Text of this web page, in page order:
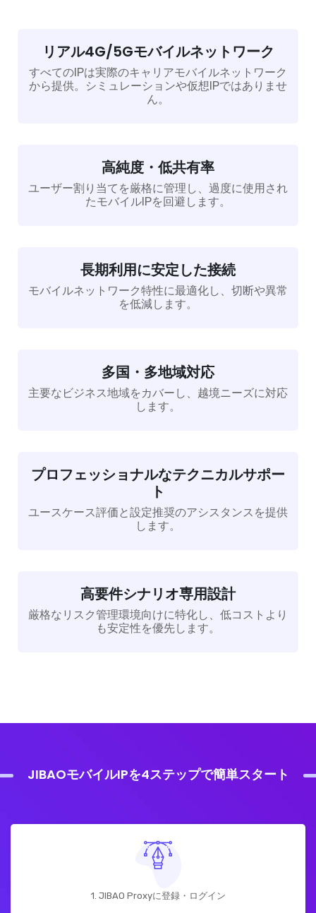
リアル4G/5Gモバイルネットワーク
すべてのIPは実際のキャリアモバイルネットワーク
から提供。シミュレーションや仮想IPではありませ
ん。
高純度・低共有率
ユーザー割り当てを厳格に管理し、過度に使用され
たモバイルIPを回避します。
長期利用に安定した接続
モバイルネットワーク特性に最適化し、切断や異常
を低減します。
多国・多地域対応
主要なビジネス地域をカバーし、越境ニーズに対応
します。
プロフェッショナルなテクニカルサポー
ト
ユースケース評価と設定推奨のアシスタンスを提供
します。
高要件シナリオ専用設計
厳格なリスク管理環境向けに特化し、低コストより
も安定性を優先します。
JIBAOモバイルIPを4ステップで簡単スタート
1. JIBAO Proxyに登録・ログイン